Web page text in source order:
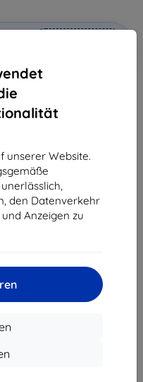
unserer Website.
den Datenverkehr
Anzeigen zu
August